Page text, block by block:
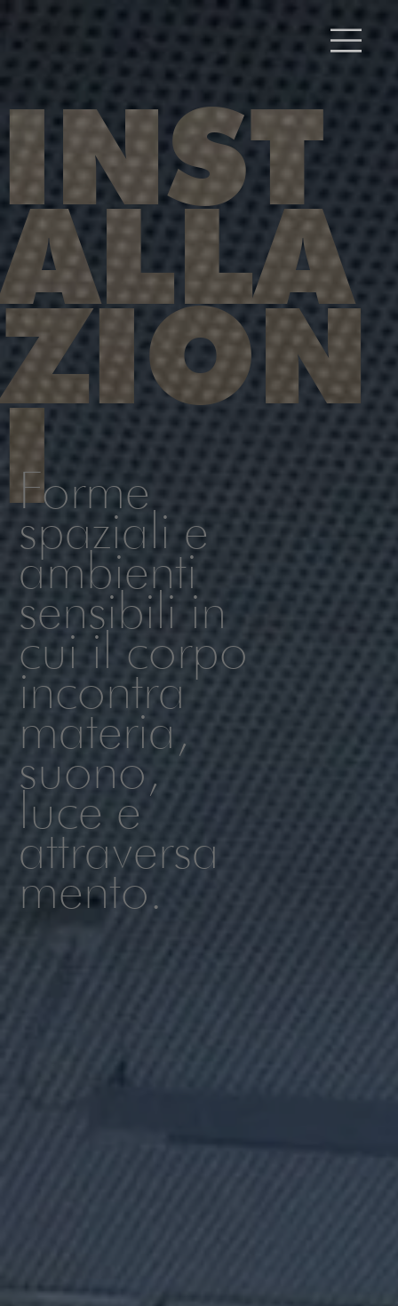
INST
ALLA
ZION
I
Forme
spaziali e
ambienti
sensibili in
cui il corpo
incontra
materia,
suono,
luce e
attraversa
mento.